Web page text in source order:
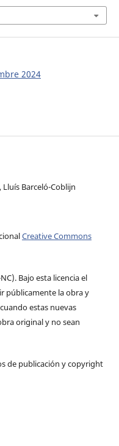
2024
Lluís Barceló-Coblijn
Creative Commons
Bajo esta licencia el
públicamente la obra y
estas nuevas
original y no sean
de publicación y copyright